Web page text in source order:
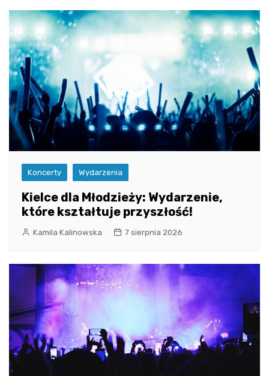
Koncerty Wydarzenia
Kielce dla Młodzieży: Wydarzenie,
które kształtuje przyszłość!
Kamila Kalinowska 7 sierpnia 2026